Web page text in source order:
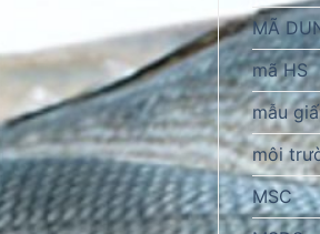
MÃ
mã HS
mẫu
môi
MSC